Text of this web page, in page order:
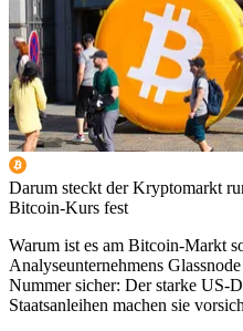
Darum steckt der Kryptomarkt
Bitcoin-Kurs fest
Warum ist es am Bitcoin-Markt
Analyseunternehmens
Nummer sicher: Der starke US-
Staatsanleihen machen sie